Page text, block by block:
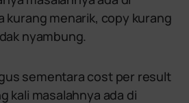
kurang menarik, copy kurang
nyambung.
sementara cost per result
kali masalahnya ada di